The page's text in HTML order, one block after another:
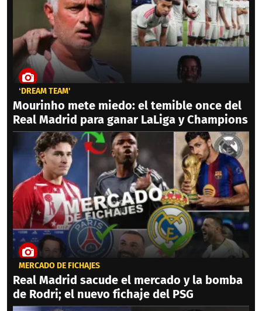
‘DREAM TEAM'
Mourinho mete miedo: el temible once del
Real Madrid para ganar LaLiga y Champions
MERCADO DE FICHAJES
Real Madrid sacude el mercado y la bomba
de Rodri; el nuevo fichaje del PSG